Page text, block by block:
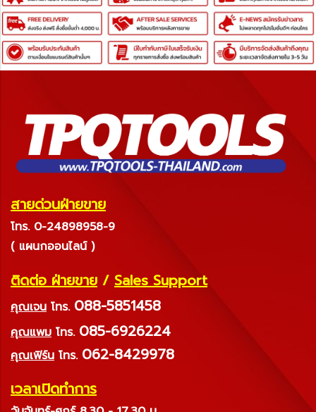
สายด่วนฝ่ายขาย
โทร. 0-24898958-9
( แผนกออนไลน์ )
ติดต่อ ฝ่ายขาย / Sales Support
คุณเจน โทร. 088-5851458
คุณแพม โทร. 085-6926224
คุณเฟิร์น โทร. 062-8429978
เวลาเปิดทำการ